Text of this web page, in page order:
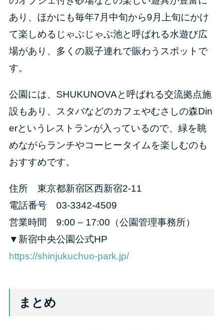
あり、ほかにも毎年7月中旬から9月上旬にかけ
て楽しめるじゃぶじゃぶ池と呼ばれる水遊び広
場があり、多くの親子連れで賑わうスポットで
す。
公園には、SHUKUNOVAと呼ばれる交流拠点施
設もあり、スタバなどのカフェやむさしの森Din
erというレストランが入っているので、緑を眺
めながらランチやコーヒータイムを楽しむのも
おすすめです。
住所 東京都新宿区西新宿2-11
電話番号 03-3342-4509
営業時間 9:00 – 17:00（公園管理事務所）
▼新宿中央公園公式HP
https://shinjukuchuo-park.jp/
まとめ